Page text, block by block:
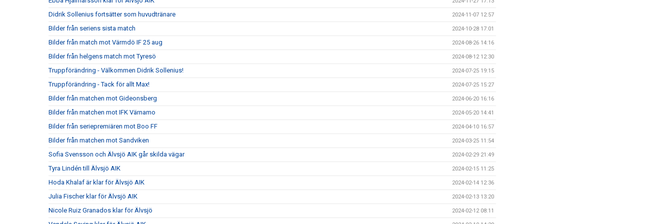
Didrik Sollenius fortsätter som huvudtränare 2024-11-07 12:57
Bilder från seriens sista match 2024-10-28 17:01
Bilder från match mot Värmdö IF 25 aug 2024-08-26 14:16
Bilder från helgens match mot Tyresö 2024-08-12 12:30
Truppförändring - Välkommen Didrik Sollenius! 2024-07-25 19:15
Truppförändring - Tack för allt Max! 2024-07-25 15:27
Bilder från matchen mot Gideonsberg 2024-06-20 16:16
Bilder från matchen mot IFK Värnamo 2024-05-20 14:41
Bilder från seriepremiären mot Boo FF 2024-04-10 16:57
Bilder från matchen mot Sandviken 2024-03-25 11:54
Sofia Svensson och Älvsjö AIK går skilda vägar 2024-02-29 21:49
Tyra Lindén till Älvsjö AIK 2024-02-15 11:25
Hoda Khalaf är klar för Älvsjö AIK 2024-02-14 12:36
Julia Fischer klar för Älvsjö AIK 2024-02-13 13:20
Nicole Ruiz Granados klar för Älvsjö 2024-02-12 08:11